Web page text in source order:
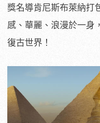
獎名導肯尼斯布萊納打
感、華麗、浪漫於一身
復古世界！